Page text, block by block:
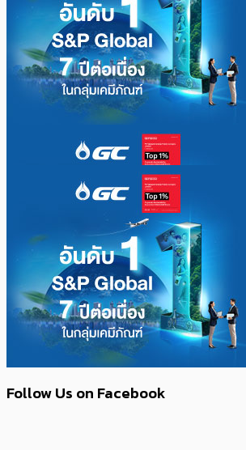
Follow Us on Facebook